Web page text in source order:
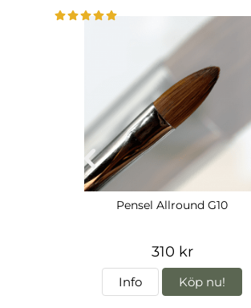
Pensel Allround G10
310 kr
Info Köp nu!